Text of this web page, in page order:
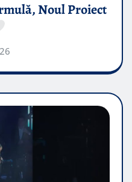
Noul Proiect